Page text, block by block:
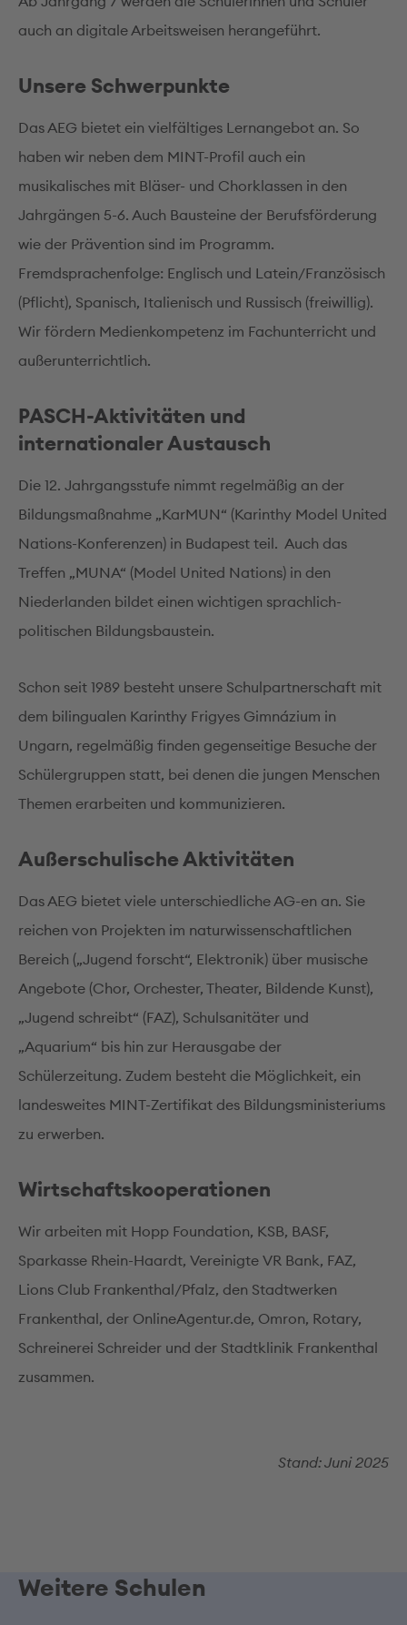
auch an digitale Arbeitsweisen herangeführt.
Unsere Schwerpunkte
Das AEG bietet ein vielfältiges Lernangebot an. So
haben wir neben dem MINT-Profil auch ein
musikalisches mit Bläser- und Chorklassen in den
Jahrgängen 5-6. Auch Bausteine der Berufsförderung
wie der Prävention sind im Programm.
Fremdsprachenfolge: Englisch und Latein/Französisch
(Pflicht), Spanisch, Italienisch und Russisch (freiwillig).
Wir fördern Medienkompetenz im Fachunterricht und
außerunterrichtlich.
PASCH-Aktivitäten und
internationaler Austausch
Die 12. Jahrgangsstufe nimmt regelmäßig an der
Bildungsmaßnahme „KarMUN“ (Karinthy Model United
Nations-Konferenzen) in Budapest teil. Auch das
Treffen „MUNA“ (Model United Nations) in den
Niederlanden bildet einen wichtigen sprachlich-
politischen Bildungsbaustein.
Schon seit 1989 besteht unsere Schulpartnerschaft mit
dem bilingualen Karinthy Frigyes Gimnázium in
Ungarn, regelmäßig finden gegenseitige Besuche der
Schülergruppen statt, bei denen die jungen Menschen
Themen erarbeiten und kommunizieren.
Außerschulische Aktivitäten
Das AEG bietet viele unterschiedliche AG-en an. Sie
reichen von Projekten im naturwissenschaftlichen
Bereich („Jugend forscht“, Elektronik) über musische
Angebote (Chor, Orchester, Theater, Bildende Kunst),
„Jugend schreibt“ (FAZ), Schulsanitäter und
„Aquarium“ bis hin zur Herausgabe der
Schülerzeitung. Zudem besteht die Möglichkeit, ein
landesweites MINT-Zertifikat des Bildungsministeriums
zu erwerben.
Wirtschaftskooperationen
Wir arbeiten mit Hopp Foundation, KSB, BASF,
Sparkasse Rhein-Haardt, Vereinigte VR Bank, FAZ,
Lions Club Frankenthal/Pfalz, den Stadtwerken
Frankenthal, der OnlineAgentur.de, Omron, Rotary,
Schreinerei Schreider und der Stadtklinik Frankenthal
zusammen.
Stand: Juni 2025
Weitere Schulen